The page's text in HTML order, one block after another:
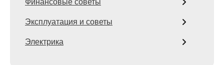
Эксплуатация и советы
Электрика